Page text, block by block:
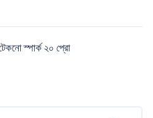
স্পার্ক ২০ প্রো